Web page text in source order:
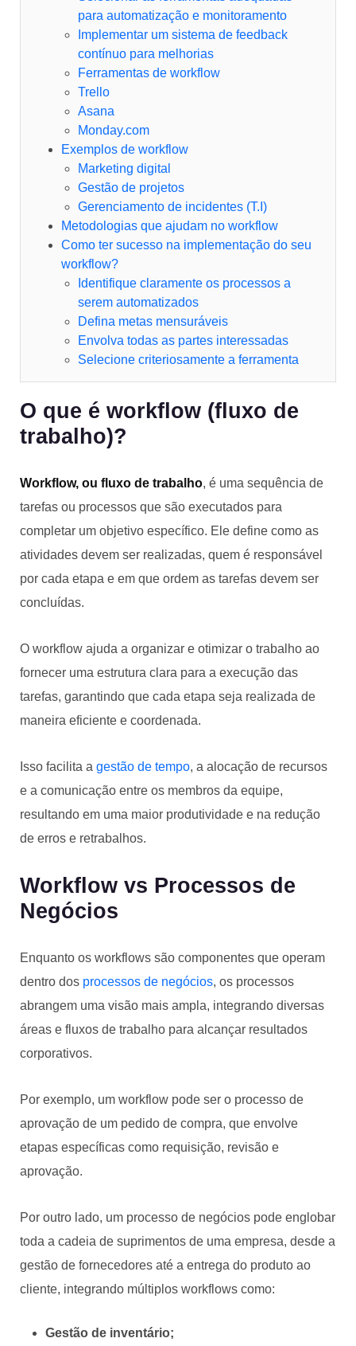
para automatização e monitoramento
Implementar um sistema de feedback
contínuo para melhorias
Ferramentas de workflow
Trello
Asana
Monday.com
Exemplos de workflow
Marketing digital
Gestão de projetos
Gerenciamento de incidentes (T.I)
Metodologias que ajudam no workflow
Como ter sucesso na implementação do seu
workflow?
Identifique claramente os processos a
serem automatizados
Defina metas mensuráveis
Envolva todas as partes interessadas
Selecione criteriosamente a ferramenta
O que é workflow (fluxo de
trabalho)?
Workflow, ou fluxo de trabalho, é uma sequência de
tarefas ou processos que são executados para
completar um objetivo específico. Ele define como as
atividades devem ser realizadas, quem é responsável
por cada etapa e em que ordem as tarefas devem ser
concluídas.
O workflow ajuda a organizar e otimizar o trabalho ao
fornecer uma estrutura clara para a execução das
tarefas, garantindo que cada etapa seja realizada de
maneira eficiente e coordenada.
Isso facilita a gestão de tempo, a alocação de recursos
e a comunicação entre os membros da equipe,
resultando em uma maior produtividade e na redução
de erros e retrabalhos.
Workflow vs Processos de
Negócios
Enquanto os workflows são componentes que operam
dentro dos processos de negócios, os processos
abrangem uma visão mais ampla, integrando diversas
áreas e fluxos de trabalho para alcançar resultados
corporativos.
Por exemplo, um workflow pode ser o processo de
aprovação de um pedido de compra, que envolve
etapas específicas como requisição, revisão e
aprovação.
Por outro lado, um processo de negócios pode englobar
toda a cadeia de suprimentos de uma empresa, desde a
gestão de fornecedores até a entrega do produto ao
cliente, integrando múltiplos workflows como:
Gestão de inventário;